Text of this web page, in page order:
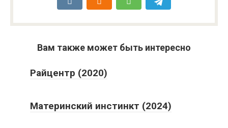
Вам также может быть интересно
Райцентр (2020)
Материнский инстинкт (2024)